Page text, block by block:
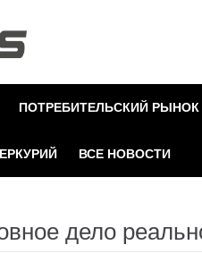
ПОТРЕБИТЕЛЬСКИЙ РЫНОК
ВСЕ НОВОСТИ
дело